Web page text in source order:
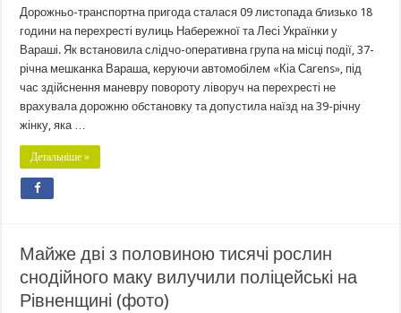
Дорожньо-транспортна пригода сталася 09 листопада близько 18
години на перехресті вулиць Набережної та Лесі Українки у
Вараші. Як встановила слідчо-оперативна група на місці події, 37-
річна мешканка Вараша, керуючи автомобілем «Кіа Саrens», під
час здійснення маневру повороту ліворуч на перехресті не
врахувала дорожню обстановку та допустила наїзд на 39-річну
жінку, яка …
Детальніше »
Майже дві з половиною тисячі рослин
снодійного маку вилучили поліцейські на
Рівненщині (фото)